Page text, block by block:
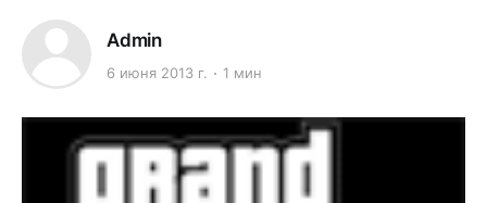
Admin
6 июня 2013 г. 1 мин